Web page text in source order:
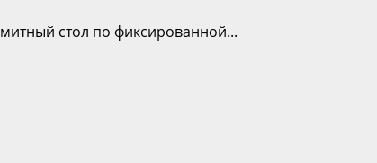
стол по фиксированной...